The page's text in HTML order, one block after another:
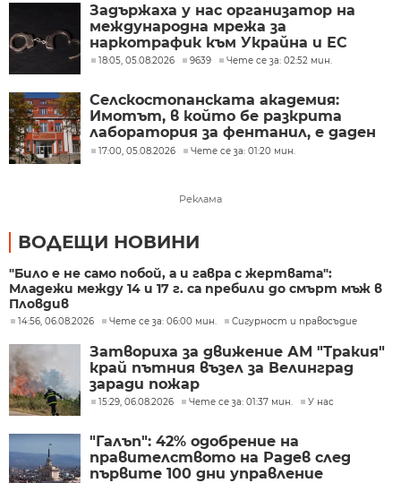
Задържаха у нас организатор на
международна мрежа за
наркотрафик към Украйна и ЕС
18:05, 05.08.2026 9639 Чете се за: 02:52 мин.
Селскостопанската академия:
Имотът, в който бе разкрита
лаборатория за фентанил, е даден
дългосрочно под наем
17:00, 05.08.2026 Чете се за: 01:20 мин.
Реклама
ВОДЕЩИ НОВИНИ
"Било е не само побой, а и гавра с жертвата":
Младежи между 14 и 17 г. са пребили до смърт мъж в
Пловдив
14:56, 06.08.2026 Чете се за: 06:00 мин. Сигурност и правосъдие
Затвориха за движение АМ "Тракия"
край пътния възел за Велинград
заради пожар
15:29, 06.08.2026 Чете се за: 01:37 мин. У нас
"Галъп": 42% одобрение на
правителството на Радев след
първите 100 дни управление